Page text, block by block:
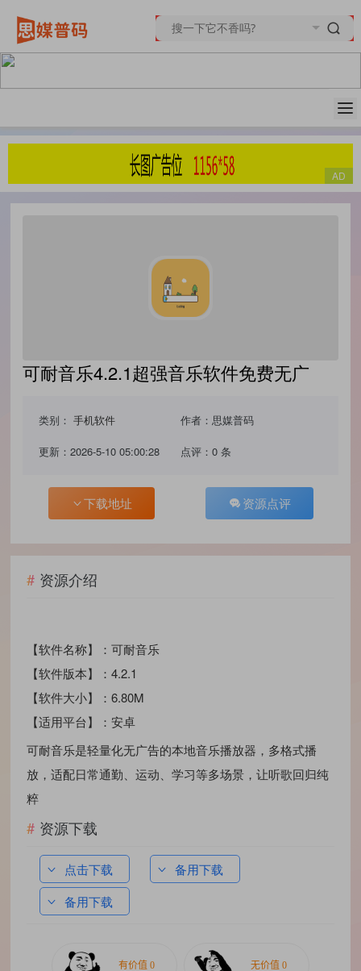
可耐音乐4.2.1超强音乐软件免费无广
类别：手机软件 作者：思媒普码
更新：2026-5-10 05:00:28 点评：0 条
下载地址 资源点评
资源介绍
【软件名称】：可耐音乐
【软件版本】：4.2.1
【软件大小】：6.80M
【适用平台】：安卓
可耐音乐是轻量化无广告的本地音乐播放器，多格式播
放，适配日常通勤、运动、学习等多场景，让听歌回归纯
粹
资源下载
点击下载
备用下载
备用下载